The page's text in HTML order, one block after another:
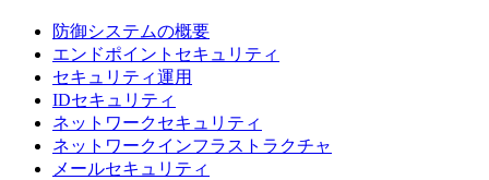
防御システムの概要
エンドポイントセキュリティ
セキュリティ運用
IDセキュリティ
ネットワークセキュリティ
ネットワークインフラストラクチャ
メールセキュリティ